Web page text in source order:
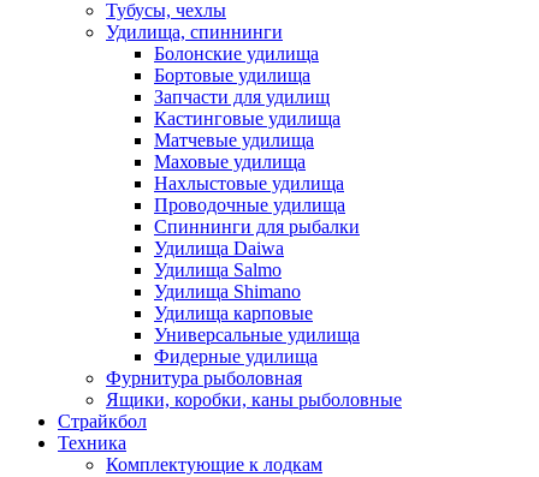
Тубусы, чехлы
Удилища, спиннинги
Болонские удилища
Бортовые удилища
Запчасти для удилищ
Кастинговые удилища
Матчевые удилища
Маховые удилища
Нахлыстовые удилища
Проводочные удилища
Спиннинги для рыбалки
Удилища Daiwa
Удилища Salmo
Удилища Shimano
Удилища карповые
Универсальные удилища
Фидерные удилища
Фурнитура рыболовная
Ящики, коробки, каны рыболовные
Страйкбол
Техника
Комплектующие к лодкам